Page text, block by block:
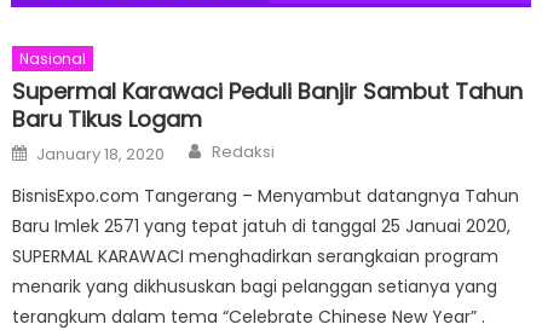
Nasional
Supermal Karawaci Peduli Banjir Sambut Tahun
Baru Tikus Logam
Posted
on
January 18, 2020 Author
Redaksi
BisnisExpo.com Tangerang – Menyambut datangnya Tahun
Baru Imlek 2571 yang tepat jatuh di tanggal 25 Januai 2020,
SUPERMAL KARAWACI menghadirkan serangkaian program
menarik yang dikhususkan bagi pelanggan setianya yang
terangkum dalam tema “Celebrate Chinese New Year” .